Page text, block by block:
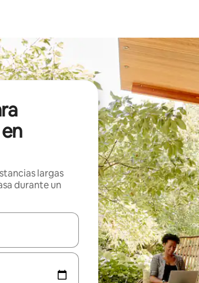
largas
durante un
podrás navegar usando las teclas de las